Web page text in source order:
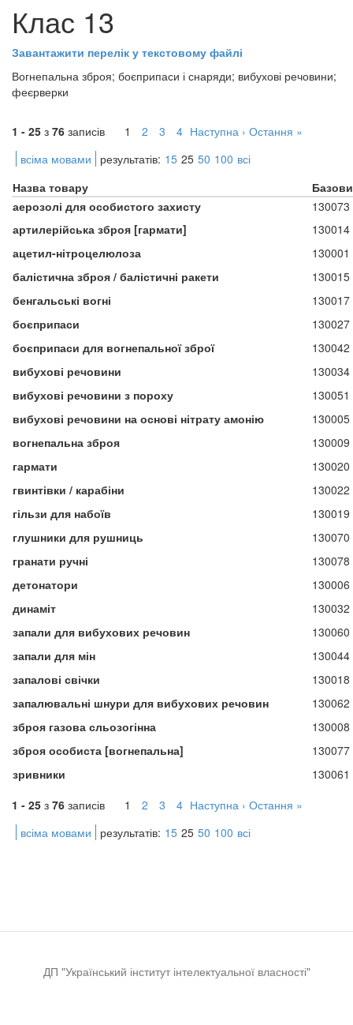
Клас 13
Завантажити перелік у текстовому файлі
Вогнепальна зброя; боєприпаси і снаряди; вибухові речовини;
феєрверки
1 - 25 з 76 записів 1 2 3 4 Наступна › Остання »
всіма мовами
результатів: 15 25 50 100 всі
Назва товару
аерозолі для особистого захисту
130073
артилерійська зброя [гармати]
130014
ацетил-нітроцелюлоза
130001
балістична зброя / балістичні ракети
130015
бенгальські вогні
130017
боєприпаси
130027
боєприпаси для вогнепальної зброї
130042
вибухові речовини
130034
вибухові речовини з пороху
130051
вибухові речовини на основі нітрату амонію
130005
вогнепальна зброя
130009
гармати
130020
гвинтівки / карабіни
130022
гільзи для набоїв
130019
глушники для рушниць
130070
гранати ручні
130078
детонатори
130006
динаміт
130032
запали для вибухових речовин
130060
запали для мін
130044
запалові свічки
130018
запалювальні шнури для вибухових речовин
130062
зброя газова сльозогінна
130008
зброя особиста [вогнепальна]
130077
зривники
130061
1 - 25 з 76 записів 1 2 3 4 Наступна › Остання »
всіма мовами
результатів: 15 25 50 100 всі
ДП "Український інститут інтелектуальної власності"